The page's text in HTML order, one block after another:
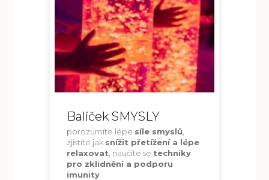
Balíček SMYSLY
porozumíte lépe síle smyslů
zjistíte jak snížit přetížení a lépe
relaxovat , naučíte se techniky
pro zklidnění a podporu
imunity